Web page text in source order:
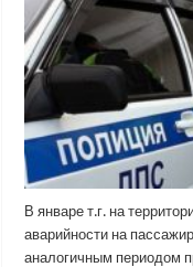
В январе т.г. на
аварийности на
аналогичным периодом